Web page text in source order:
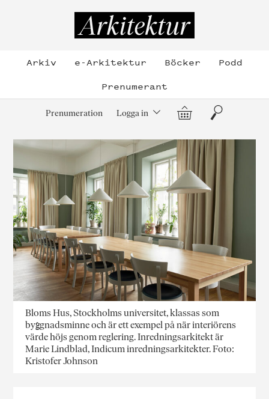
Arkiv e-Arkitektur Böcker
Podd
Prenumerant
Prenumeration Logga in Varukorg
Sök
Bloms Hus, Stockholms universitet, klassas som
byggnadsminne och är ett exempel på när interiörens
värde höjs genom reglering. Inredningsarkitekt är
Marie Lindblad, Indicum inredningsarkitekter. Foto:
Kristofer Johnson